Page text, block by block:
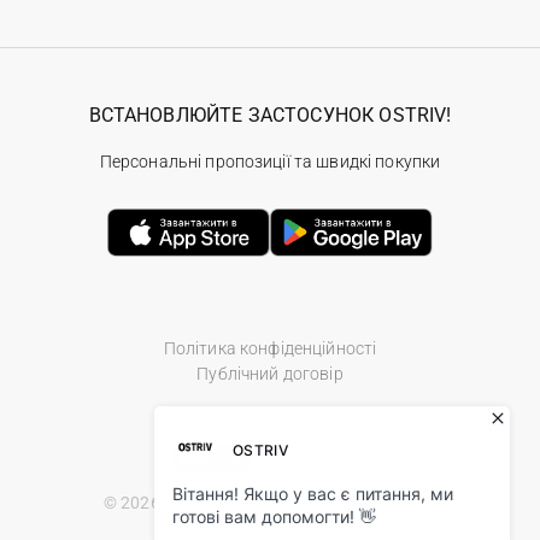
Політика конфіденційності
Публічний договір
© 2026 Ostriv.ua Store. All Rights Reserved.
ВСТАНОВЛЮЙТЕ ЗАСТОСУНОК OSTRIV!
Персональні пропозиції та швидкі покупки